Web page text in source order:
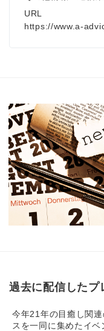
URL
https://www.a-
過去に配信したプ
今年21年の目癒し関
スを一同に集めたイベ